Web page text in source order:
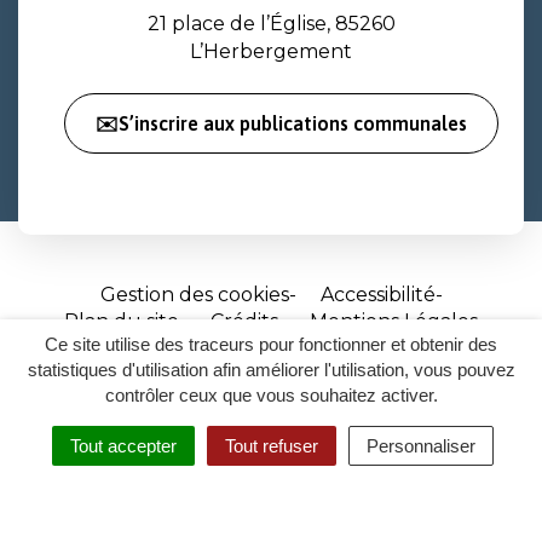
Ce site utilise des traceurs pour fonctionner et obtenir des
statistiques d'utilisation afin améliorer l'utilisation, vous pouvez
contrôler ceux que vous souhaitez activer.
Tout accepter Tout refuser Personnaliser
RECHERCHER
ACCESSIBILITÉ
21 place de l’Église, 85260
L’Herbergement
✉️S’inscrire aux publications communales
Gestion des cookies
Accessibilité
Plan du site
Crédits
Mentions Légales
Site
réalisé
par
Inovagora